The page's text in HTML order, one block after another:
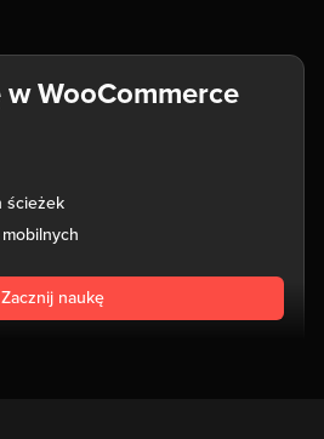
WooCommerce
ścieżek
Zacznij naukę